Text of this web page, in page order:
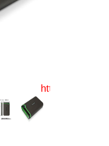
http://thietbiluutru.com.vn